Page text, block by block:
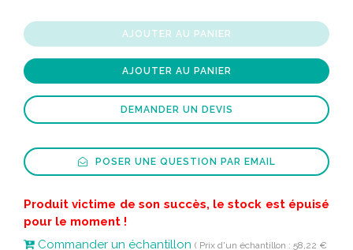
AJOUTER AU PANIER
AJOUTER AU PANIER
DEMANDER UN DEVIS
POSER UNE QUESTION PAR EMAIL
Produit victime de son succès, le stock est épuisé
pour le moment !
Commander un échantillon ( Prix d'un échantillon : 58,22 €